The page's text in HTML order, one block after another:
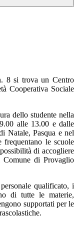
8 si trova un Centro
Cooperativa Sociale
dello studente nella
alle 13.00 e dalle
Natale, Pasqua e nel
frequentano le scuole
di accogliere
Comune di Provaglio
qualificato, i
di tutte le materie,
supportati per le